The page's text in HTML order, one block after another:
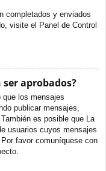
completados y enviados
visite el Panel de Control
aprobados?
que los mensajes
publicar mensajes,
es posible que La
usuarios cuyos mensajes
favor comuníquese con